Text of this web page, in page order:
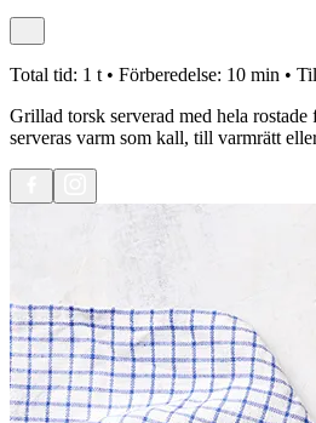
Total tid: 1 t • Förberedelse: 10 min •
Grillad torsk serverad med hela
serveras varm som kall, till varmrätt